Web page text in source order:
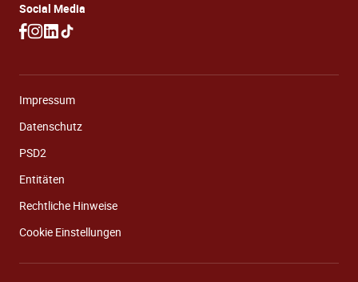
Social Media
Impressum
Datenschutz
PSD2
Entitäten
Rechtliche Hinweise
Cookie Einstellungen